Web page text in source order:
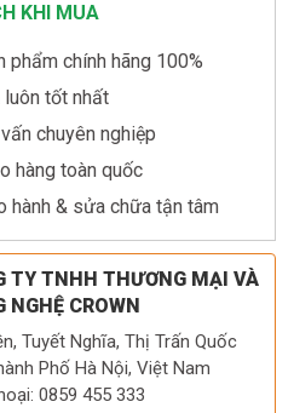
KHI MUA
phẩm chính hãng 100%
luôn tốt nhất
chuyên nghiệp
hàng toàn quốc
hành & sửa chữa tận tâm
TY TNHH THƯƠNG MẠI VÀ
NGHỆ CROWN
Tuyết Nghĩa, Thị Trấn Quốc
Phố Hà Nội, Việt Nam
0859 455 333